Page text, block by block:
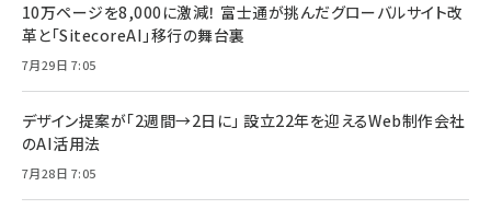
10万ページを8,000に激減！ 富士通が挑んだグローバルサイト改
革と「SitecoreAI」移行の舞台裏
7月29日 7:05
デザイン提案が「2週間→2日に」 設立22年を迎えるWeb制作会社
のAI活用法
7月28日 7:05